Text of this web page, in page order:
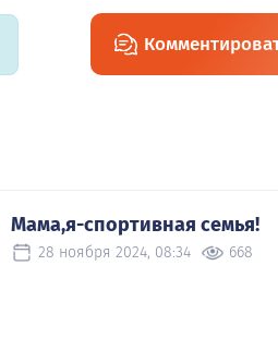
Мама,я-спортивная семья!
28 ноября 2024, 08:34 668